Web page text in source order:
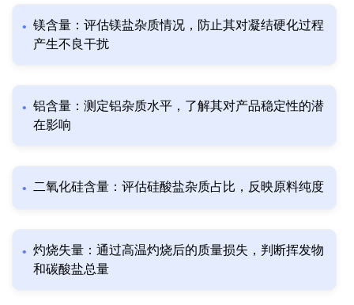
镁含量：评估镁盐杂质情况，防止其对凝结硬化过程
产生不良干扰
铝含量：测定铝杂质水平，了解其对产品稳定性的潜
在影响
二氧化硅含量：评估硅酸盐杂质占比，反映原料纯度
灼烧失量：通过高温灼烧后的质量损失，判断挥发物
和碳酸盐总量